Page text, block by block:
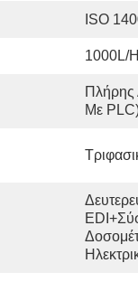
ISO
1000L/h
Πλήρης
Με